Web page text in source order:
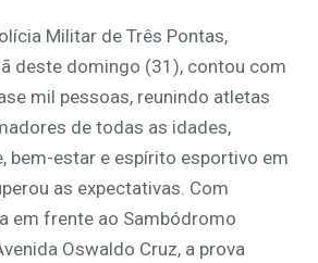
Militar de Três Pontas,
deste domingo (31), contou com
mil pessoas, reunindo atletas
de todas as idades,
bem-estar e espírito esportivo em
as expectativas. Com
em frente ao Sambódromo
Oswaldo Cruz, a prova